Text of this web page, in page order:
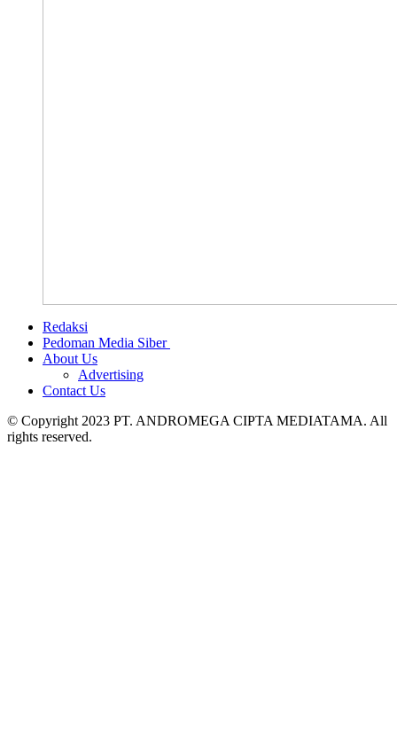
Redaksi
Pedoman Media Siber
About Us
Advertising
Contact Us
© Copyright 2023 PT. ANDROMEGA CIPTA MEDIATAMA. All
rights reserved.